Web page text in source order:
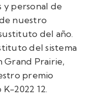
y personal de
nuestro
del año.
del sistema
Grand Prairie,
premio
2022 12.